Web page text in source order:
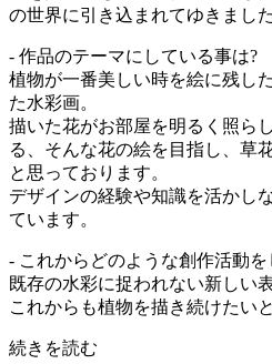
の世界に引き込まれてゆきました
- 作品のテーマにしている事は?
植物が一番美しい時を絵に残し
た水彩画。
描いた花がお部屋を明るく照ら
る、そんな花の絵を目指し、草
と思っております。
デザインの経験や知識を活かし
ています。
- これからどのような創作活動
既存の水彩に捉われない新しい
これからも植物を描き続けたい
続きを読む